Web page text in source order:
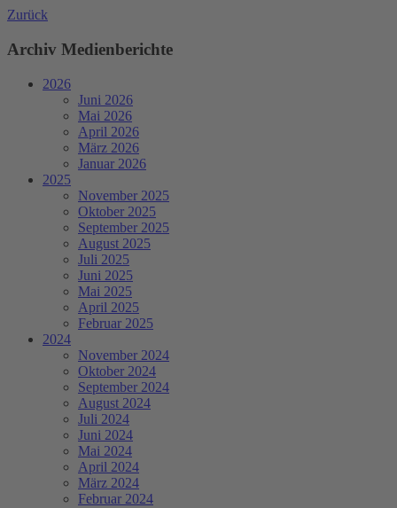
Zurück
Archiv Medienberichte
2026
Juni 2026
Mai 2026
April 2026
März 2026
Januar 2026
2025
November 2025
Oktober 2025
September 2025
August 2025
Juli 2025
Juni 2025
Mai 2025
April 2025
Februar 2025
2024
November 2024
Oktober 2024
September 2024
August 2024
Juli 2024
Juni 2024
Mai 2024
April 2024
März 2024
Februar 2024